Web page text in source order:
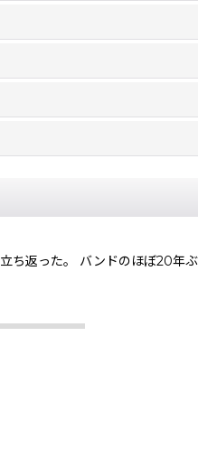
返った。 バンドのほぼ20年